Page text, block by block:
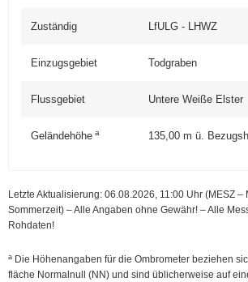
Zuständig LfULG - LHWZ
Einzugsgebiet Todgraben
Flussgebiet Untere Weiße Elster
Geländehöhe a 135,00 m ü.
Letzte Aktualisierung: 06.08.2026, 11:00 Uhr (MESZ –
Sommerzeit) –Alle Angaben ohne Gewähr! – Alle
Rohdaten!
a Die Höhen­angaben für die Ombrometer beziehen
fläche Normal­null (NN) und sind üblicherweise auf